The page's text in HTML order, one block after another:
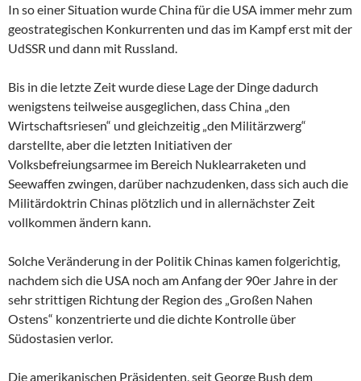
In so einer Situation wurde China für die USA immer mehr zum
geostrategischen Konkurrenten und das im Kampf erst mit der
UdSSR und dann mit Russland.
Bis in die letzte Zeit wurde diese Lage der Dinge dadurch
wenigstens teilweise ausgeglichen, dass China „den
Wirtschaftsriesen“ und gleichzeitig „den Militärzwerg“
darstellte, aber die letzten Initiativen der
Volksbefreiungsarmee im Bereich Nuklearraketen und
Seewaffen zwingen, darüber nachzudenken, dass sich auch die
Militärdoktrin Chinas plötzlich und in allernächster Zeit
vollkommen ändern kann.
Solche Veränderung in der Politik Chinas kamen folgerichtig,
nachdem sich die USA noch am Anfang der 90er Jahre in der
sehr strittigen Richtung der Region des „Großen Nahen
Ostens“ konzentrierte und die dichte Kontrolle über
Südostasien verlor.
Die amerikanischen Präsidenten, seit George Bush dem